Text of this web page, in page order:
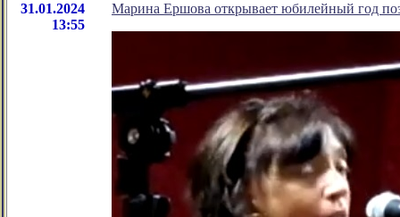
31.01.2024
13:55
Марина Ершова открывает юбилейный год